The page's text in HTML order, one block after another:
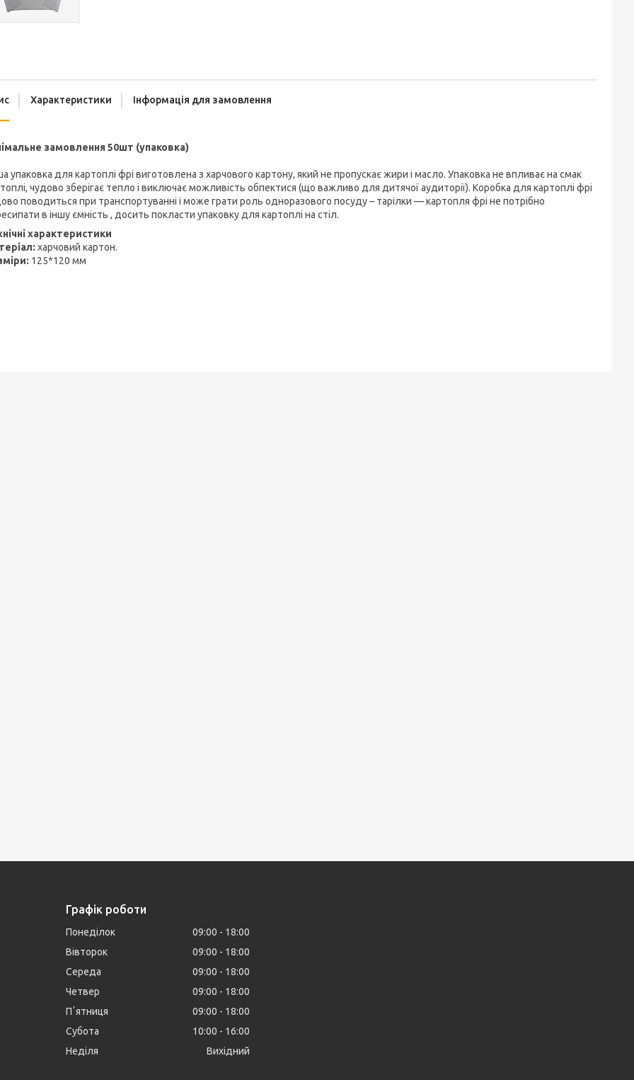
Характеристики Інформація для замовлення
замовлення 50шт (упаковка)
упаковка для картоплі фрі виготовлена з харчового картону, який не пропускає жири і масло. Упаковка не впливає на смак
чудово зберігає тепло і виключає можливість обпектися (що важливо для дитячої аудиторії). Коробка для картоплі фрі
поводиться при транспортуванні і може грати роль одноразового посуду – тарілки — картопля фрі не потрібно
в іншу ємність , досить покласти упаковку для картоплі на стіл.
характеристики
харчовий картон.
125*120 мм
Графік роботи
Понеділок 09:00
18:00
Вівторок
09:00
18:00
Середа
09:00
18:00
Четвер
09:00
18:00
Пʼятниця
09:00
18:00
Субота
10:00
16:00
Неділя
Вихідний